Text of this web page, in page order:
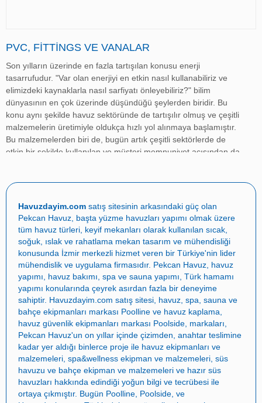
PVC, FITTINGS VE VANALAR
Son yılların üzerinde en fazla tartışılan konusu enerji
tasarrufudur. "Var olan enerjiyi en etkin nasıl kullanabiliriz ve
elimizdeki kaynaklarla nasıl sarfiyatı önleyebiliriz?" bilim
dünyasının en çok üzerinde düşündüğü şeylerden biridir. Bu
konu aynı şekilde havuz sektöründe de tartışılır olmuş ve çeşitli
malzemelerin üretimiyle oldukça hızlı yol alınmaya başlamıştır.
Bu malzemelerden biri de, bugün artık çeşitli sektörlerde de
etkin bir şekilde kullanılan ve müşteri memnuniyet açısından da
endüstrisinde
büyük sebeplerinden biri ısı kaybını önleyerek, enerji tasarrufu
sağlamasıdır. Diğer malzemelere göre hafif olmasının yanında
az bakım gerektiren bir malzeme türüdür.
Havuz tesisatının yanında havuz temizliğinde görünmeyen
kahramanları olan pvc fittings ve vanalar, sistemin sorunsuz
çalışması için olmazsa olmaz parçalardır. Sistem ne kadar
sorunsuz çalışırsa, kullanımı da o kadar verimli olacaktır. Bu
nedenle havuz ekipmanları içerisinde her parçanın ayrı bir
görevi ve işlevi bulunmaktadır. Önemli görevlere sahip bağlantı
ekipmanları
pvc fittings ve vanalar
geniş ürün yelpazesini
içine alırlar.
Havuzdayim.com’da pvc fittings ve vanalar kategorisinde satışa
sunulan ürünler; Pvc Dirsek 90°, Pvc Dirsek 45° , Pvc Te, Pvc
Reduksiyon, Pvc Dişli Adaptör, Pvc Körtapa, Pvc Manşon, Pvc
Rekor, Pvc Kruva, küresel su vanaları, Pvc kelebek vanalar, Pvc
Havuzdayim.com satış sitesinin arkasındaki güç olan
Pekcan Havuz , başta yüzme havuzları yapımı olmak üzere
tüm havuz türleri, keyif mekanları olarak kullanılan sıcak,
soğuk, ıslak ve rahatlama mekan tasarım ve mühendisliği
konusunda İzmir merkezli hizmet veren bir Türkiye'nin lider
mühendislik ve uygulama firmasıdır. Pekcan Havuz havuz
yapımı
havuz bakımı spa ve sauna yapımı Türk hamamı
yapımı konularında çeyrek asırdan fazla bir deneyime
sahiptir. Havuzdayim.com satış sitesi, havuz, spa, sauna ve
bahçe ekipmanları markası Poolline ve havuz kaplama,
havuz güvenlik ekipmanları markası Poolside , markaları,
Pekcan Havuz'un on yıllar içinde çizimden, anahtar teslimine
kadar yer aldığı binlerce proje ile havuz ekipmanları ve
malzemeleri spa&wellness ekipman ve malzemeleri süs
havuzu ve bahçe ekipman ve malzemeleri ve hazır süs
havuzları hakkında edindiği yoğun bilgi ve tecrübesi ile
ortaya çıkmıştır. Bugün Poolline Poolside , ve